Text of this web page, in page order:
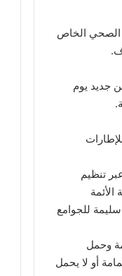
الصحي الخاص
نشاطه من جديد يوم
تنظيم
للجوامع
وحمل
أو لا يحمل